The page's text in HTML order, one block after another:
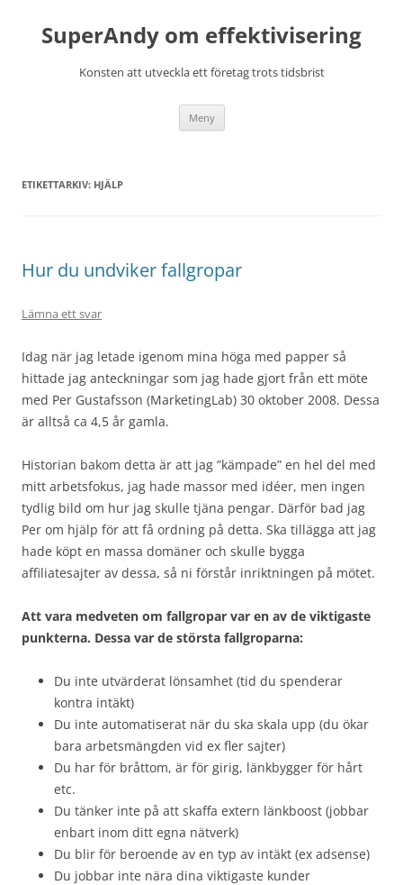
innehåll
SuperAndy om effektivisering
Konsten att utveckla ett företag trots tidsbrist
Meny
ETIKETTARKIV: HJÄLP
Hur du undviker fallgropar
Lämna ett svar
Idag när jag letade igenom mina höga med papper så
hittade jag anteckningar som jag hade gjort från ett möte
med Per Gustafsson (MarketingLab) 30 oktober 2008. Dessa
är alltså ca 4,5 år gamla.
Historian bakom detta är att jag ”kämpade” en hel del med
mitt arbetsfokus, jag hade massor med idéer, men ingen
tydlig bild om hur jag skulle tjäna pengar. Därför bad jag
Per om hjälp för att få ordning på detta. Ska tillägga att jag
hade köpt en massa domäner och skulle bygga
affiliatesajter av dessa, så ni förstår inriktningen på mötet.
Att vara medveten om fallgropar var en av de viktigaste
punkterna. Dessa var de största fallgroparna:
Du inte utvärderat lönsamhet (tid du spenderar
kontra intäkt)
Du inte automatiserat när du ska skala upp (du ökar
bara arbetsmängden vid ex fler sajter)
Du har för bråttom, är för girig, länkbygger för hårt
etc.
Du tänker inte på att skaffa extern länkboost (jobbar
enbart inom ditt egna nätverk)
Du blir för beroende av en typ av intäkt (ex adsense)
Du jobbar inte nära dina viktigaste kunder